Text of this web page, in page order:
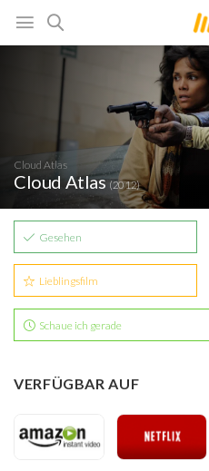
Cloud Atlas
Cloud Atlas(2012)
Gesehen
Lieblingsfilm
Schaue ich gerade
VERFÜGBAR AUF